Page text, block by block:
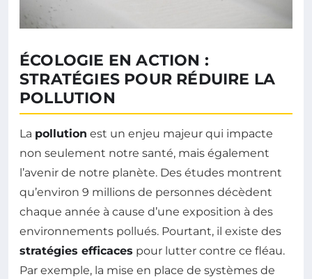
ÉCOLOGIE EN ACTION :
STRATÉGIES POUR RÉDUIRE LA
POLLUTION
La pollution est un enjeu majeur qui impacte
non seulement notre santé, mais également
l’avenir de notre planète. Des études montrent
qu’environ 9 millions de personnes décèdent
chaque année à cause d’une exposition à des
environnements pollués. Pourtant, il existe des
stratégies efficaces pour lutter contre ce fléau.
Par exemple, la mise en place de systèmes de